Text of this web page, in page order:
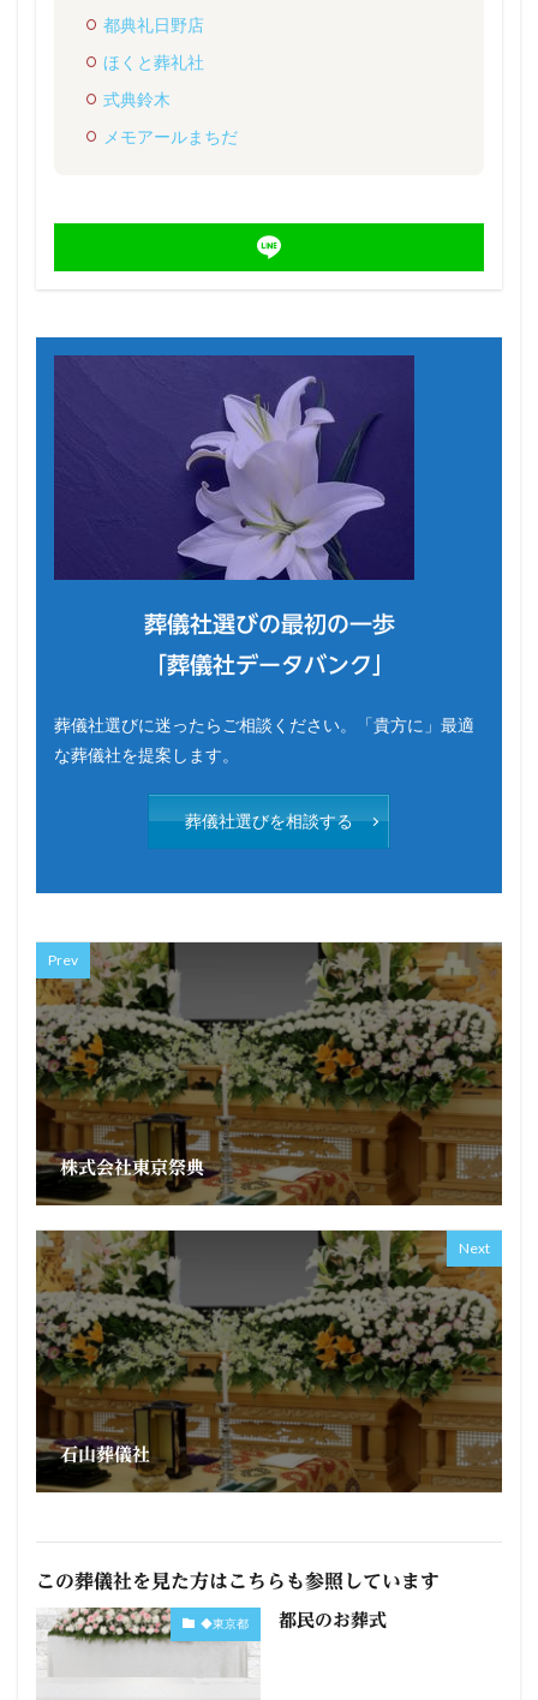
都典礼日野店
ほくと葬礼社
式典鈴木
メモアールまちだ
葬儀社選びの最初の一歩
「葬儀社データバンク」
葬儀社選びに迷ったらご相談ください。「貴方に」最適
な葬儀社を提案します。
葬儀社選びを相談する
Prev
株式会社東京祭典
Next
石山葬儀社
この葬儀社を見た方はこちらも参照しています
◆東京都 都民のお葬式